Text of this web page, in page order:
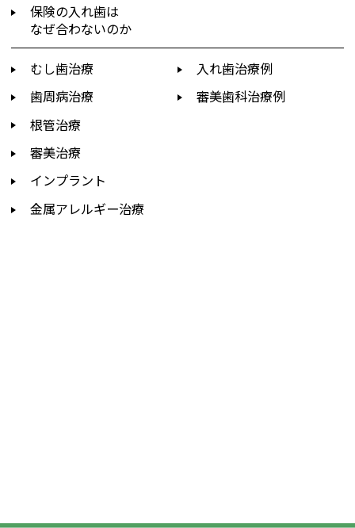
保険の入れ歯は
なぜ合わないのか
むし歯治療
歯周病治療
根管治療
審美治療
インプラント
金属アレルギー治療
入れ歯治療例
審美歯科治療例